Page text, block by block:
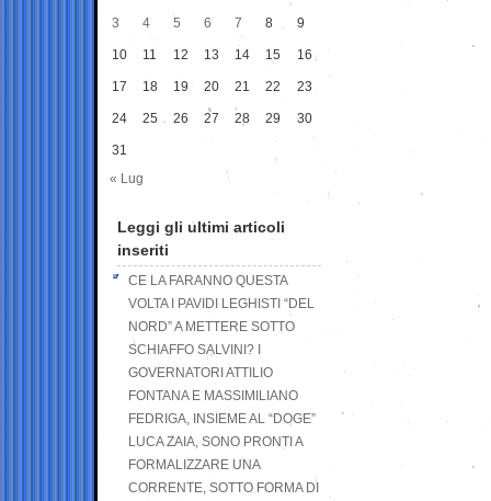
3 4 5 6 7 8 9
10 11 12 13 14 15 16
17 18 19 20 21 22 23
24 25 26 27 28 29 30
31
« Lug
Leggi gli ultimi articoli
inseriti
CE LA FARANNO QUESTA
VOLTA I PAVIDI LEGHISTI “DEL
NORD” A METTERE SOTTO
SCHIAFFO SALVINI? I
GOVERNATORI ATTILIO
FONTANA E MASSIMILIANO
FEDRIGA, INSIEME AL “DOGE”
LUCA ZAIA, SONO PRONTI A
FORMALIZZARE UNA
CORRENTE, SOTTO FORMA DI